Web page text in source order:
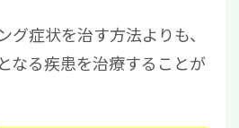
グ症状を治す方法よりも、
なる疾患を治療することが